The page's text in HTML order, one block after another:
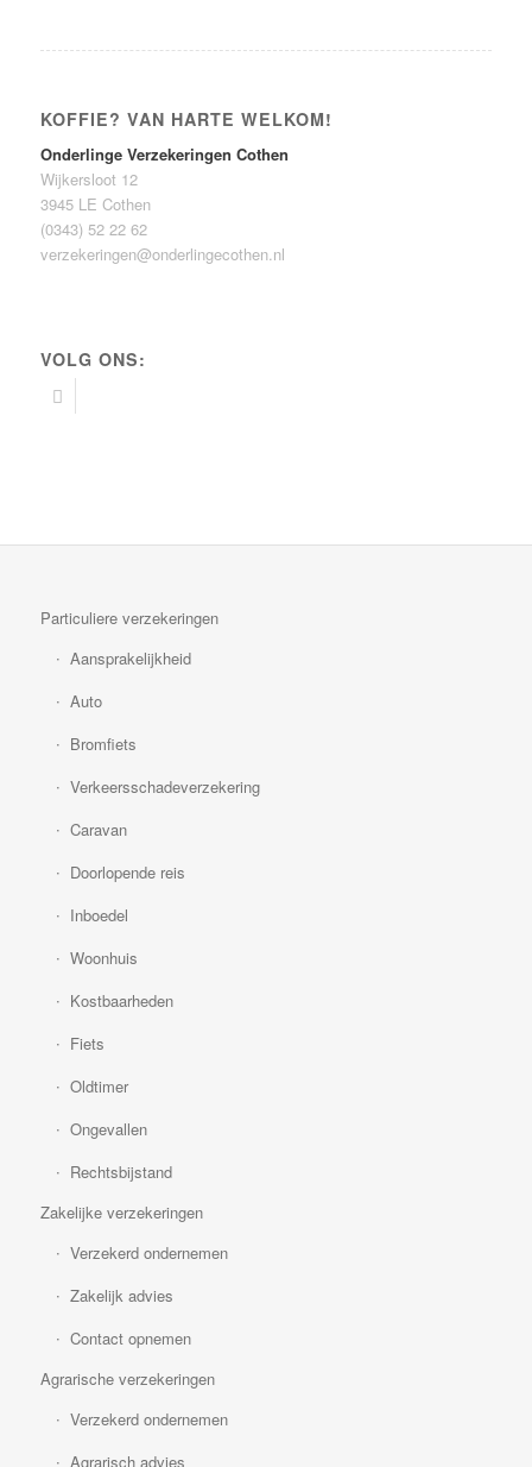
KOFFIE? VAN HARTE WELKOM!
Onderlinge Verzekeringen Cothen
Wijkersloot 12
3945 LE Cothen
(0343) 52 22 62
verzekeringen@onderlingecothen.nl
VOLG ONS:
Particuliere verzekeringen
Aansprakelijkheid
Auto
Bromfiets
Verkeersschadeverzekering
Caravan
Doorlopende reis
Inboedel
Woonhuis
Kostbaarheden
Fiets
Oldtimer
Ongevallen
Rechtsbijstand
Zakelijke verzekeringen
Verzekerd ondernemen
Zakelijk advies
Contact opnemen
Agrarische verzekeringen
Verzekerd ondernemen
Agrarisch advies